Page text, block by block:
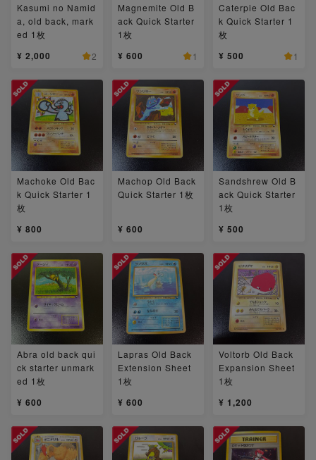
Kasumi no Namid
a, old back, mark
ed 1枚
¥ 2,000 2
Magnemite Old B
ack Quick Starter
1枚
¥ 600 1
Caterpie Old Bac
k Quick Starter 1
枚
¥ 500 1
Machoke Old Bac
k Quick Starter 1
枚
¥ 800
Machop Old Back
Quick Starter 1枚
¥ 600
Sandshrew Old B
ack Quick Starter
1枚
¥ 500
Abra old back qui
ck starter unmark
ed 1枚
¥ 600
Lapras Old Back
Extension Sheet
1枚
¥ 600
Voltorb Old Back
Expansion Sheet
1枚
¥ 1,200